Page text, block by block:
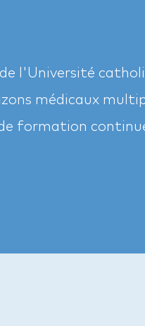
l'Université
médicaux
formation